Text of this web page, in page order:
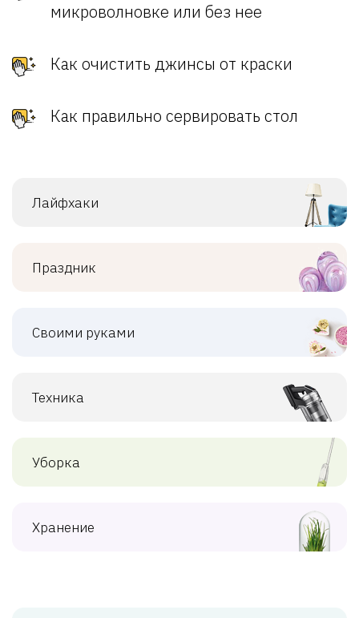
микроволновке или без нее
Как очистить джинсы от краски
Как правильно сервировать стол
Лайфхаки
Праздник
Своими руками
Техника
Уборка
Хранение